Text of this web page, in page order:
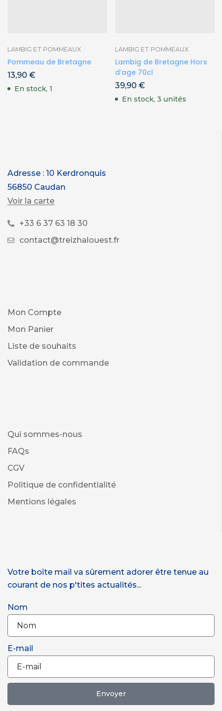
LAMBIG ET POMMEAUX
Pommeau de Bretagne
13,90 €
En stock, 1
LAMBIG ET POMMEAUX
Lambig de Bretagne Hors
d’age 70cl
39,90 €
En stock, 3 unités
Adresse : 10 Kerdronquis
56850 Caudan
Voir la carte
+33 6 37 63 18 30
contact@treizhalouest.fr
Mon Compte
Mon Panier
Liste de souhaits
Validation de commande
Qui sommes-nous
FAQs
CGV
Politique de confidentialité
Mentions légales
Votre boîte mail va sûrement adorer être tenue au
courant de nos p'tites actualités...
Nom
E-mail
Envoyer